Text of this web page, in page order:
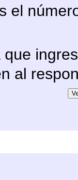
el
al